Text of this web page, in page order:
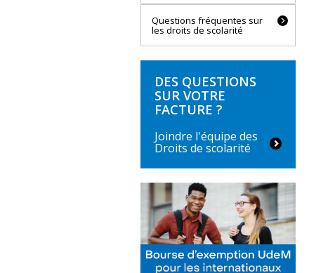
Questions fréquentes sur
les droits de scolarité
DES QUESTIONS
SUR VOTRE
FACTURE ?
Joindre l'équipe des
Droits de scolarité